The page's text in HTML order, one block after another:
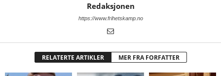
Redaksjonen
https://www.frihetskamp.no
RELATERTE ARTIKLER MER FRA FORFATTER